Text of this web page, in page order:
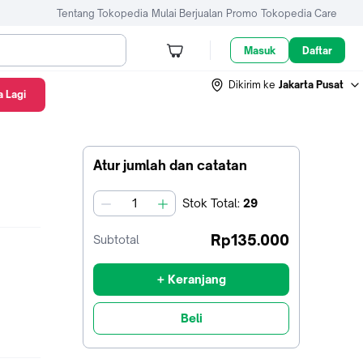
Tentang Tokopedia Mulai Berjualan Promo Tokopedia Care
Masuk Daftar
Dikirim ke Jakarta Pusat
Atur jumlah dan catatan
jumlah Stok Total: 29
Subtotal Rp135.000
+ Keranjang
Beli
Lagi